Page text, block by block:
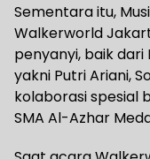
Sementara itu,
Walkerworld
penyanyi, baik dari
yakni Putri Ariani,
kolaborasi spesial
SMA Al-Azhar